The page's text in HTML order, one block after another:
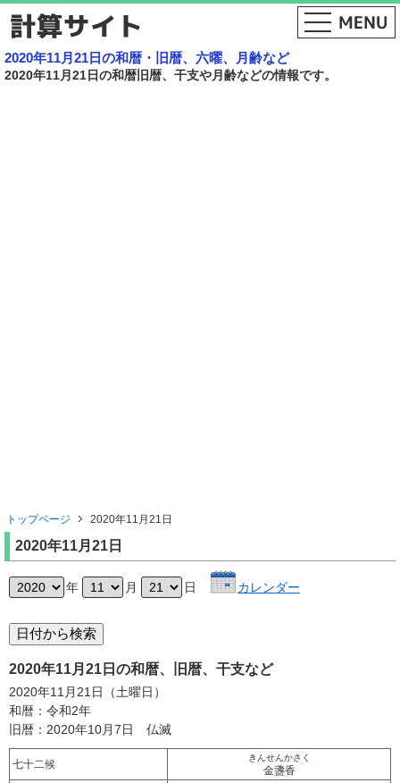
2020年11月21日の和暦・旧暦、六曜、月齢など
2020年11月21日の和暦旧暦、干支や月齢などの情報です。
トップページ 2020年11月21日
2020年11月21日
年 月 日 カレンダー
2020年11月21日の和暦、旧暦、干支など
2020年11月21日（土曜日）
和暦：令和2年
旧暦：2020年10月7日 仏滅
七十二候
きんせんかさく
金盞香